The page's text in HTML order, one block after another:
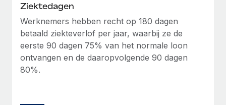
Hoe Phiture 55 werknemers in 19 landen
Phiture, een toonaangevende leider in de wereldwijde
mobiele groeiadviessector, zet zich sinds 2016...
Ziektedagen
Werknemers hebben recht op 180 dagen
betaald ziekteverlof per jaar, waarbij ze de
eerste 90 dagen 75% van het normale loon
ontvangen en de daaropvolgende 90 dagen
80%.